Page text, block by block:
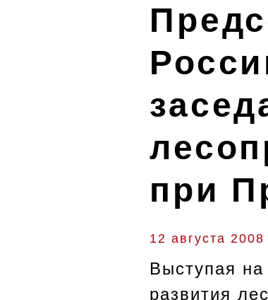
при
12 августа 2008
Выступая
развития